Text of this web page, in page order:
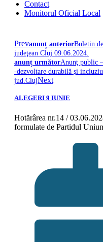
Contact
Monitorul Oficial Local
Prevanunț anteriorBuletin
judeţean Cluj 09.06.2024.
anunț următorAnunţ public
-dezvoltare durabilă şi
jud.ClujNext
ALEGERI 9 IUNIE
Hotărârea nr.14 /
formulate de Partidul